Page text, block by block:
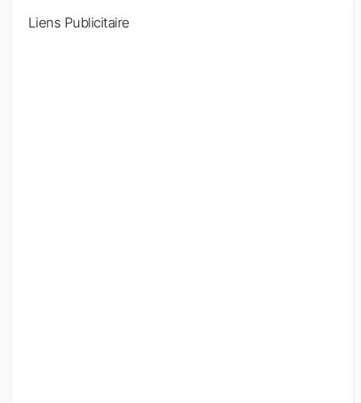
Liens Publicitaire